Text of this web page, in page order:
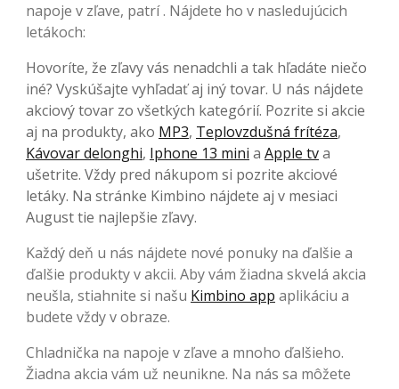
napoje v zľave, patrí . Nájdete ho v nasledujúcich
letákoch:
Hovoríte, že zľavy vás nenadchli a tak hľadáte niečo
iné? Vyskúšajte vyhľadať aj iný tovar. U nás nájdete
akciový tovar zo všetkých kategórií. Pozrite si akcie
aj na produkty, ako MP3, Teplovzdušná frítéza,
Kávovar delonghi, Iphone 13 mini a Apple tva
ušetrite. Vždy pred nákupom si pozrite akciové
letáky. Na stránke Kimbino nájdete aj v mesiaci
August tie najlepšie zľavy.
Každý deň u nás nájdete nové ponuky na ďalšie a
ďalšie produkty v akcii. Aby vám žiadna skvelá akcia
neušla, stiahnite si našu Kimbino app aplikáciu a
budete vždy v obraze.
Chladnička na napoje v zľave a mnoho ďalšieho.
Žiadna akcia vám už neunikne. Na nás sa môžete